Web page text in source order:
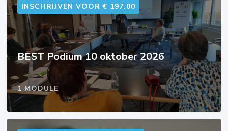
INSCHRIJVEN VOOR € 197.00
BEST Podium 10 oktober 2026
1 MODULE